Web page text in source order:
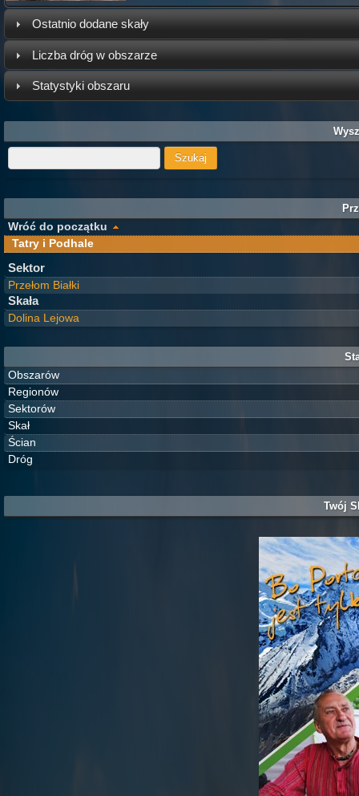
Ostatnio dodane skały
Liczba dróg w obszarze
Statystyki obszaru
Wróć do początku
Tatry i Podhale
Sektor
Przełom Białki
Skała
Dolina Lejowa
Obszarów
Regionów
Sektorów
Skał
Ścian
Dróg
Twój